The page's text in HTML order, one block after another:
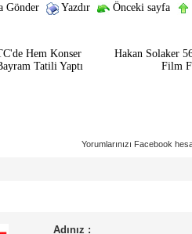
Gönder Yazdır Önceki sayfa
Hem Konser
Tatili Yaptı
Hakan Solaker
Film
Yorumlarınızı Facebook